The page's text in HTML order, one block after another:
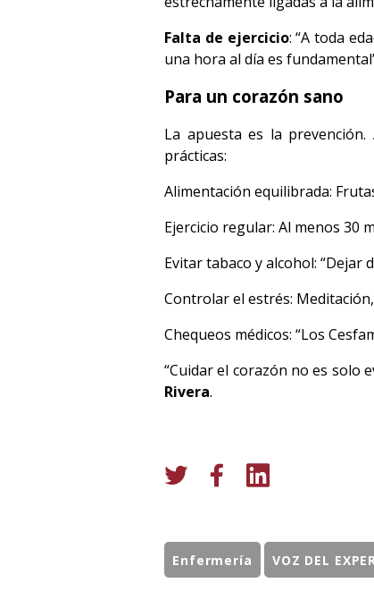
Falta de ejercicio: “A toda
una hora al día es
Para un corazón sano
La apuesta es la
prácticas:
Alimentación equilibrada:
Ejercicio regular: Al menos 30
Evitar tabaco y alcohol: “Dejar
Controlar el estrés:
Chequeos médicos: “Los
“Cuidar el corazón no es solo
Rivera.
Enfermería VOZ DEL